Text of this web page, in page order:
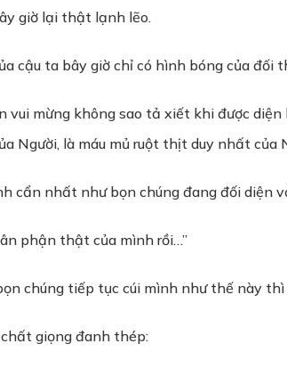
giờ lại thật lạnh lẽo.
cậu ta bây giờ chỉ có hình bóng của đối
vui mừng không sao tả xiết khi được
Người, là máu mủ ruột thịt duy nhất của
cẩn nhất như bọn chúng đang đối diện
phận thật của mình rồi…”
chúng tiếp tục cúi mình như thế này
giọng đanh thép: